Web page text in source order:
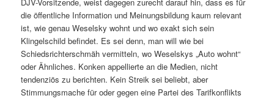
die öffentliche Information und Meinungsbildung kaum relevant
ist, wie genau Weselsky wohnt und wo exakt sich sein
Klingelschild befindet. Es sei denn, man will wie bei
Schiedsrichterschmäh vermitteln, wo Weselskys „Auto wohnt“
oder Ähnliches. Konken appellierte an die Medien, nicht
tendenziös zu berichten. Kein Streik sei beliebt, aber
Stimmungsmache für oder gegen eine Partei des Tarifkonflikts